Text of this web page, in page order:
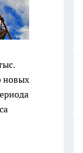
новых